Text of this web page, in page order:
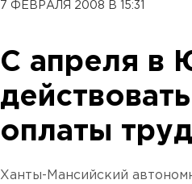
7 ФЕВРАЛЯ 2008 В 15:31
С апреля в
оплаты
Ханты-Мансийский